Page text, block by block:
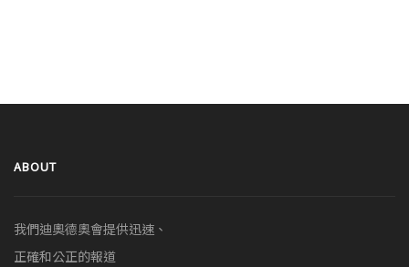
ABOUT
我們迪奧德奧會提供迅速、
正確和公正的報道